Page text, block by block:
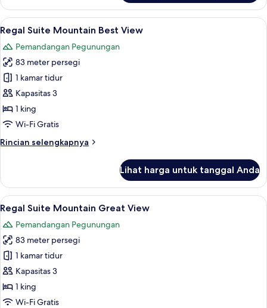
Regal
Suite
Lihat
semua
foto
untuk
Regal
Suite
Mountain
Best
Seprai katun Mesir, seprai premium,
4
Regal Suite Mountain Best View
Pemandangan Pegunungan
83 meter persegi
1 kamar tidur
Kapasitas 3
1 king
Wi-Fi Gratis
Rincian selengkapnya
Rincian
Regal
Suite
Mountain
Best
View
Lihat harga untuk tanggal Anda
Lihat
semua
foto
untuk
Regal
Suite
Mountain
Great
Seprai katun Mesir, seprai premium,
4
Regal Suite Mountain Great View
Pemandangan Pegunungan
83 meter persegi
1 kamar tidur
Kapasitas 3
1 king
Wi-Fi Gratis